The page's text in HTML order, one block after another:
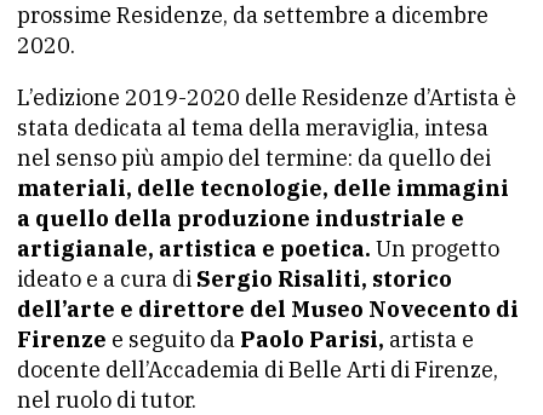
prossime Residenze, da settembre a dicembre
2020.
L’edizione 2019-2020 delle Residenze d’Artista è
stata dedicata al tema della meraviglia, intesa
nel senso più ampio del termine: da quello dei
materiali, delle tecnologie, delle immagini
a quello della produzione industriale e
artigianale, artistica e poetica. Un progetto
ideato e a cura di Sergio Risaliti, storico
dell’arte e direttore del Museo Novecento di
Firenze e seguito da Paolo Parisi, artista e
docente dell’Accademia di Belle Arti di Firenze,
nel ruolo di tutor.